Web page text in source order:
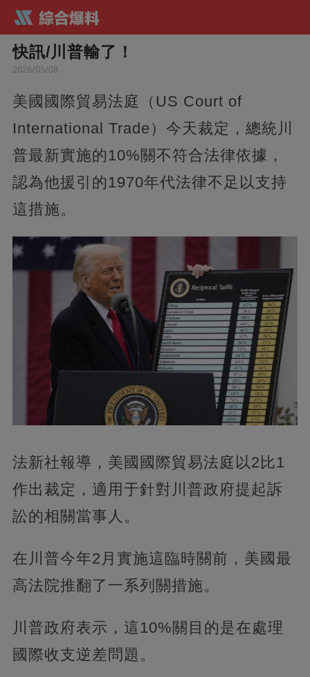
快訊/川普輸了！
2026/05/08
美國國際貿易法庭（US Court of
International Trade）今天裁定，總統川
普最新實施的10%關不符合法律依據，
認為他援引的1970年代法律不足以支持
這措施。
法新社報導，美國國際貿易法庭以2比1
作出裁定，適用于針對川普政府提起訴
訟的相關當事人。
在川普今年2月實施這臨時關前，美國最
高法院推翻了一系列關措施。
川普政府表示，這10%關目的是在處理
國際收支逆差問題。